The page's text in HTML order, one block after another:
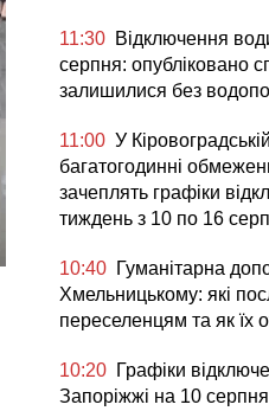
11:30 Відключення
серпня: опубліковано
залишилися без
11:00 У
багатогодинні
зачеплять графіки
тиждень з 10 по 16
10:40 Гуманітарна
Хмельницькому: які
переселенцям та як їх
10:20 Графіки
Запоріжжі на 10